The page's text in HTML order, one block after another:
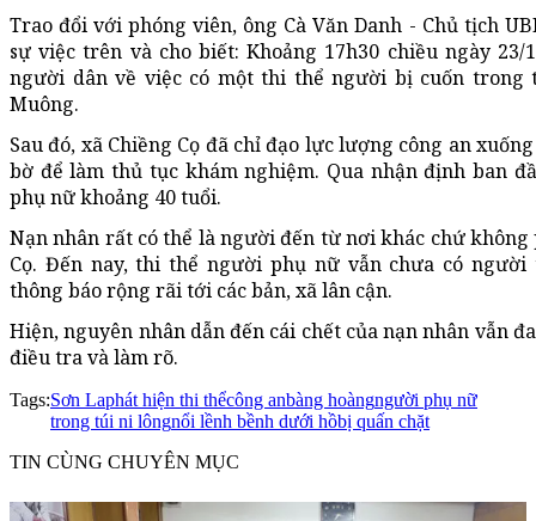
Trao đổi với phóng viên, ông Cà Văn Danh - Chủ tịch
sự việc trên và cho biết: Khoảng 17h30 chiều ngày
người dân về việc có một thi thể người bị cuốn
Muông.
Sau đó, xã Chiềng Cọ đã chỉ đạo lực lượng công an
bờ để làm thủ tục khám nghiệm. Qua nhận định ban
phụ nữ khoảng 40 tuổi.
Nạn nhân rất có thể là người đến từ nơi khác chứ
Cọ. Đến nay, thi thể người phụ nữ vẫn chưa có người
thông báo rộng rãi tới các bản, xã lân cận.
Hiện, nguyên nhân dẫn đến cái chết của nạn nhân vẫn
điều tra và làm rõ.
Tags:Sơn Laphát hiện thi thểcông anbàng hoàngngười phụ nữ
trong túi ni lôngnổi lềnh bềnh dưới hồbị quấn chặt
TIN CÙNG CHUYÊN MỤC